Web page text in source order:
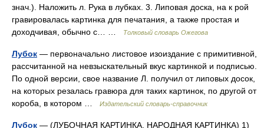
знач.). Наложить л. Рука в лубках. 3. Липовая доска, на к рой
гравировалась картинка для печатания, а также простая и
доходчивая, обычно с… …
Толковый словарь Ожегова
Лубок — первоначально листовое изоиздание с примитивной,
рассчитанной на невзыскательный вкус картинкой и подписью.
По одной версии, свое название Л. получил от липовых досок,
на которых резалась гравюра для таких картинок, по другой от
короба, в котором …
Издательский словарь-справочник
Лубок — (ЛУБОЧНАЯ КАРТИНКА, НАРОДНАЯ КАРТИНКА) 1)